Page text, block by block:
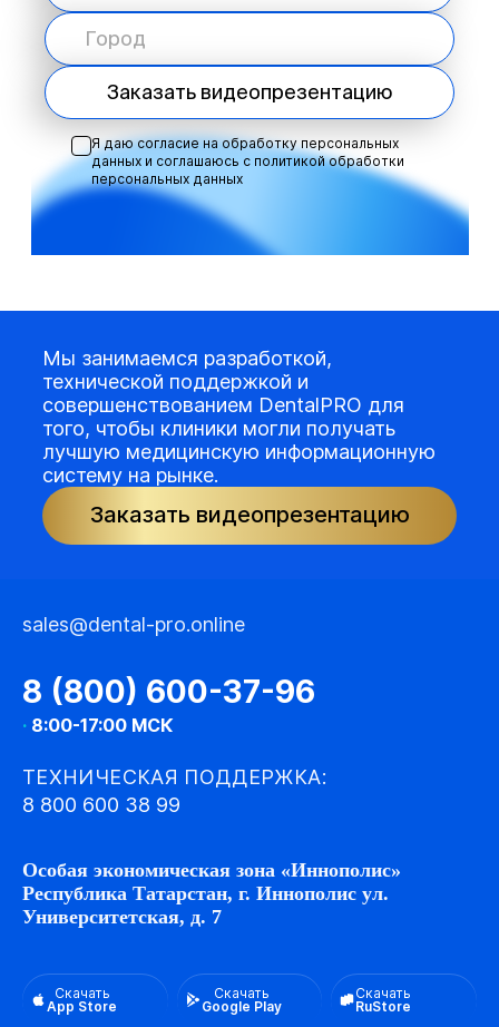
Заказать видеопрезентацию
Я даю согласие на обработку персональных
данных и соглашаюсь с политикой обработки
персональных данных
Мы занимаемся разработкой,
технической поддержкой и
совершенствованием DentalPRO для
того, чтобы клиники могли получать
лучшую медицинскую информационную
систему на рынке.
Заказать видеопрезентацию
sales@dental-pro.online
8 (800) 600-37-96
· 8:00-17:00 МСК
ТЕХНИЧЕСКАЯ ПОДДЕРЖКА:
8 800 600 38 99
Особая экономическая зона «Иннополис»
Республика Татарстан, г. Иннополис ул.
Университетская, д. 7
Скачать
App Store
Скачать
Google Play
Скачать
RuStore